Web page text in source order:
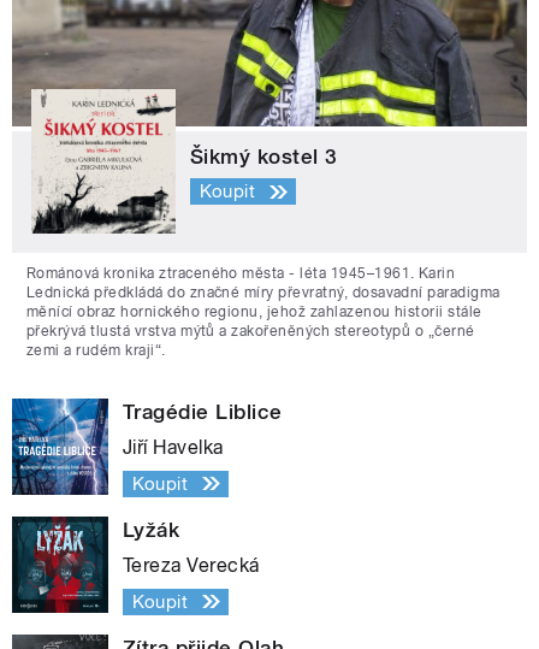
Šikmý kostel 3
Koupit
Románová kronika ztraceného města - léta 1945–1961. Karin
Lednická předkládá do značné míry převratný, dosavadní paradigma
měnící obraz hornického regionu, jehož zahlazenou historii stále
překrývá tlustá vrstva mýtů a zakořeněných stereotypů o „černé
zemi a rudém kraji“.
Tragédie Liblice
Jiří Havelka
Koupit
Lyžák
Tereza Verecká
Koupit